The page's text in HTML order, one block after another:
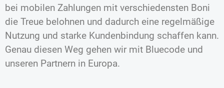
bei mobilen Zahlungen mit verschiedensten Boni
die Treue belohnen und dadurch eine regelmäßige
Nutzung und starke Kundenbindung schaffen kann.
Genau diesen Weg gehen wir mit Bluecode und
unseren Partnern in Europa.